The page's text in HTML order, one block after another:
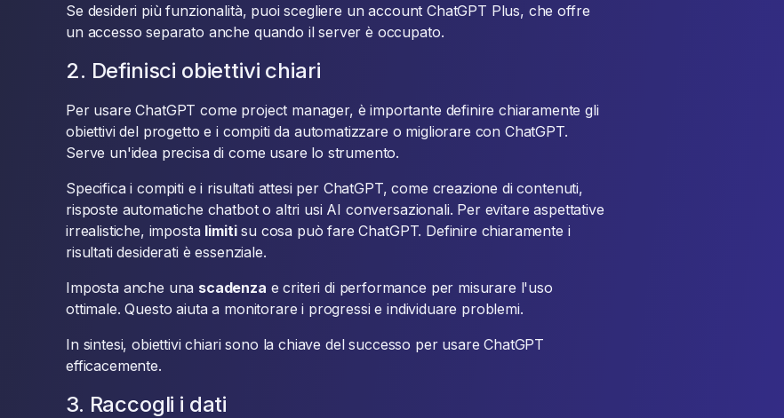
Se desideri più funzionalità, puoi scegliere un account ChatGPT Plus, che offre
un accesso separato anche quando il server è occupato.
2. Definisci obiettivi chiari
Per usare ChatGPT come project manager, è importante definire chiaramente gli
obiettivi del progetto e i compiti da automatizzare o migliorare con ChatGPT.
Serve un'idea precisa di come usare lo strumento.
Specifica i compiti e i risultati attesi per ChatGPT, come creazione di contenuti,
risposte automatiche chatbot o altri usi AI conversazionali. Per evitare aspettative
irrealistiche, imposta limitisu cosa può fare ChatGPT. Definire chiaramente i
risultati desiderati è essenziale.
Imposta anche una scadenza e criteri di performance per misurare l'uso
ottimale. Questo aiuta a monitorare i progressi e individuare problemi.
In sintesi, obiettivi chiari sono la chiave del successo per usare ChatGPT
efficacemente.
3. Raccogli i dati